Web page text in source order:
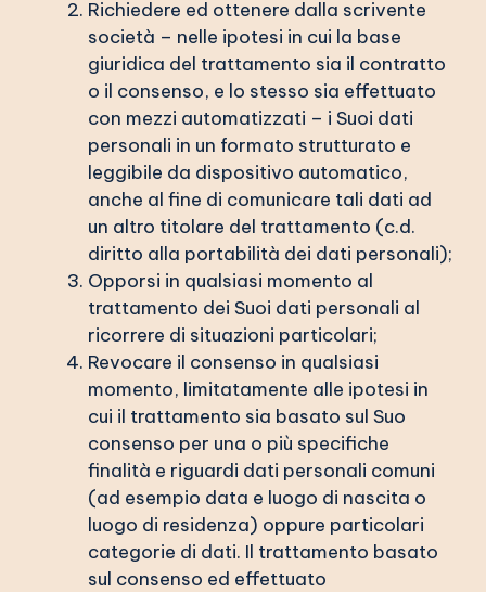
Richiedere ed ottenere dalla scrivente
società – nelle ipotesi in cui la base
giuridica del trattamento sia il contratto
o il consenso, e lo stesso sia effettuato
con mezzi automatizzati – i Suoi dati
personali in un formato strutturato e
leggibile da dispositivo automatico,
anche al fine di comunicare tali dati ad
un altro titolare del trattamento (c.d.
diritto alla portabilità dei dati personali);
Opporsi in qualsiasi momento al
trattamento dei Suoi dati personali al
ricorrere di situazioni particolari;
Revocare il consenso in qualsiasi
momento, limitatamente alle ipotesi in
cui il trattamento sia basato sul Suo
consenso per una o più specifiche
finalità e riguardi dati personali comuni
(ad esempio data e luogo di nascita o
luogo di residenza) oppure particolari
categorie di dati. Il trattamento basato
sul consenso ed effettuato